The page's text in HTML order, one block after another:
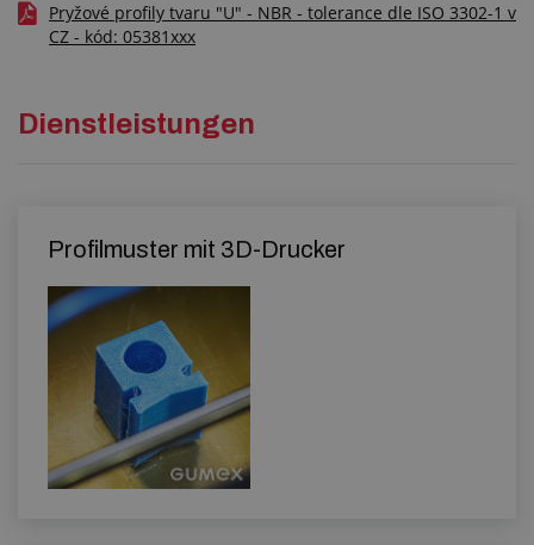
Pryžové profily tvaru "U" - NBR - tolerance dle ISO 3302-1 v
CZ - kód: 05381xxx
Dienstleistungen
Profilmuster mit 3D-Drucker